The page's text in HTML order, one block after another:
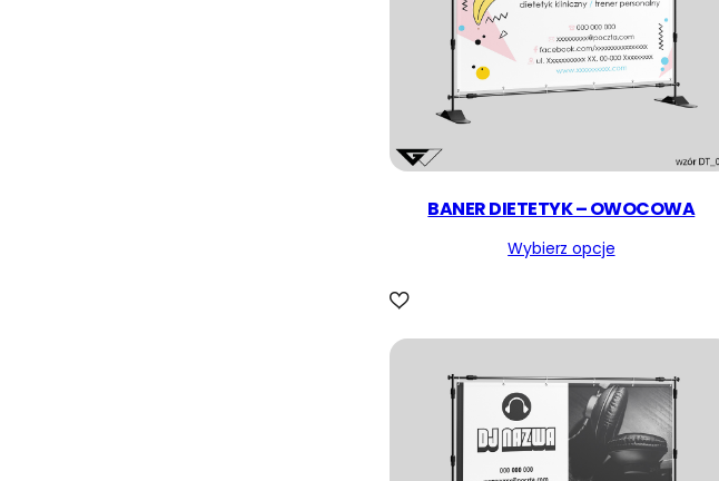
BANER DIETETYK – OWOCOWA
Wybierz opcje